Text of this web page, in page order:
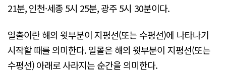
21분, 인천·세종 5시 25분, 광주 5시 30분이다.
일출이란 해의 윗부분이 지평선(또는 수평선)에 나타나기
시작할 때를 의미한다. 일몰은 해의 윗부분이 지평선(또는
수평선) 아래로 사라지는 순간을 의미한다.